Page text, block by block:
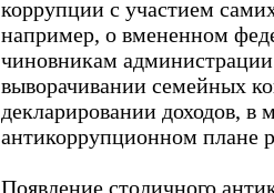
коррупции с участием
например, о вмененном
чиновникам
выворачивании семейных
декларировании доходов, в
антикоррупционном плане
Появление столичного